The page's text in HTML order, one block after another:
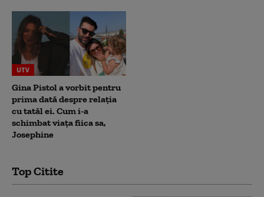
UTV
Gina Pistol a vorbit pentru
prima dată despre relația
cu tatăl ei. Cum i-a
schimbat viața fiica sa,
Josephine
Top Citite